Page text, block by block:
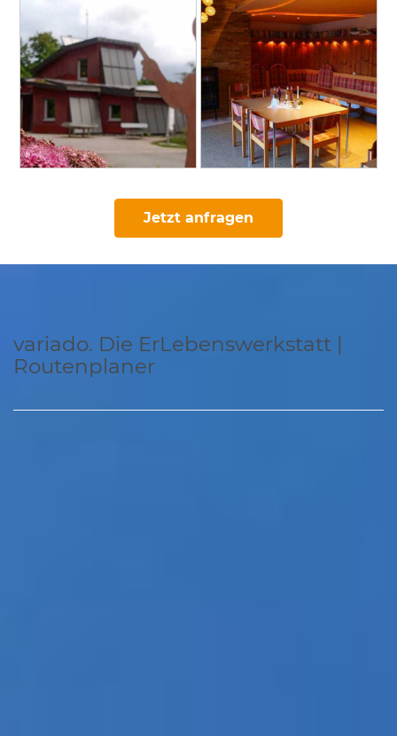
Jetzt anfragen
variado. Die ErLebenswerkstatt |
Routenplaner